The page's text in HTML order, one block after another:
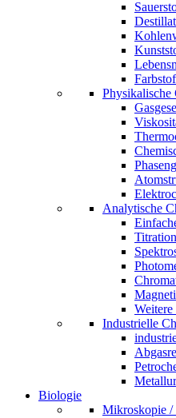
Physikalische
Analytische
Titration
Weitere
Industrielle
Biologie
Mikroskopie